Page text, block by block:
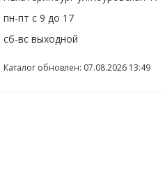
пн-пт с 9 до 17
сб-вс выходной
Каталог обновлен: 07.08.2026 13:49